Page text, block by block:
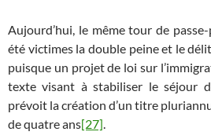
Aujourd’hui, le même tour de
été victimes la double peine et le
puisque un projet de loi sur
texte visant à stabiliser le séjour
prévoit la création d’un titre
de quatre ans[27].